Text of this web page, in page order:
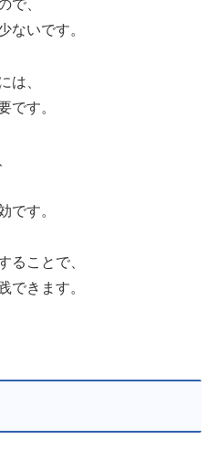
で、
ないです。
は、
です。
です。
ることで、
できます。